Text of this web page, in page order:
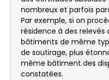
nombreux et parfois
Par exemple, si on
résidence à des relevés
bâtiments de même
de soutirage, plus
même bâtiment des
constatées.